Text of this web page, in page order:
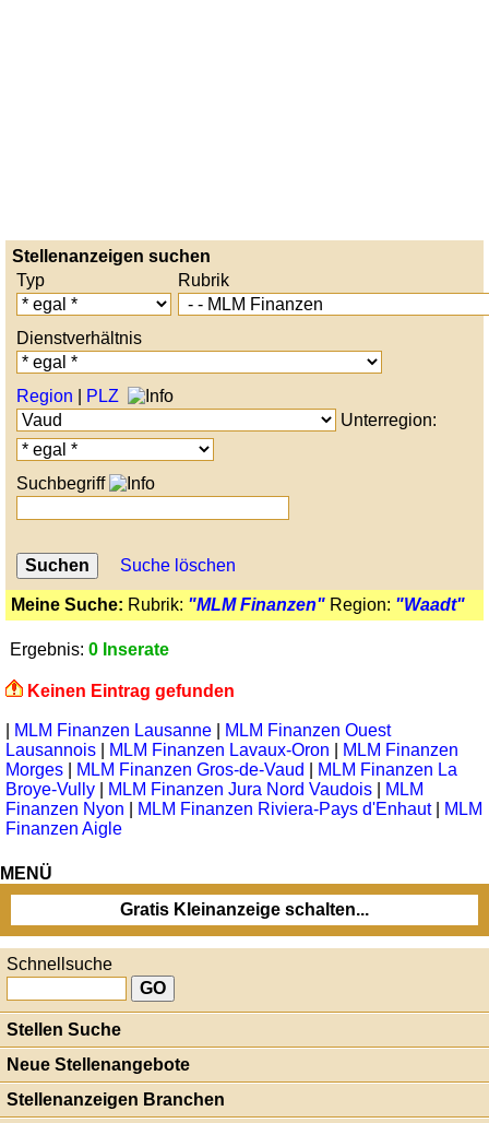
Stellenanzeigen suchen
Typ
Rubrik
Dienstverhältnis
Region
PLZ
Unterregion:
Suchbegriff
Suche löschen
Meine Suche: Rubrik: "MLM Finanzen" Region: "Waadt"
Ergebnis: 0 Inserate
Keinen Eintrag gefunden
MLM Finanzen Lausanne
MLM Finanzen Ouest
Lausannois
MLM Finanzen Lavaux-Oron
MLM Finanzen
Morges
MLM Finanzen Gros-de-Vaud
MLM Finanzen La
Broye-Vully
MLM Finanzen Jura Nord Vaudois
MLM
Finanzen Nyon
MLM Finanzen Riviera-Pays d'Enhaut|
MLM
Finanzen Aigle
MENÜ
Gratis Kleinanzeige schalten...
Schnellsuche
Stellen Suche
Neue Stellenangebote
Stellenanzeigen Branchen